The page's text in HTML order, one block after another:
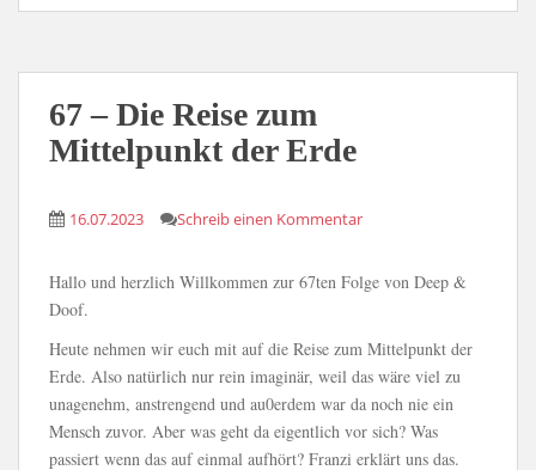
67 – Die Reise zum
Mittelpunkt der Erde
16.07.2023 Schreib einen Kommentar
Hallo und herzlich Willkommen zur 67ten Folge von Deep &
Doof.
Heute nehmen wir euch mit auf die Reise zum Mittelpunkt der
Erde. Also natürlich nur rein imaginär, weil das wäre viel zu
unagenehm, anstrengend und au0erdem war da noch nie ein
Mensch zuvor. Aber was geht da eigentlich vor sich? Was
passiert wenn das auf einmal aufhört? Franzi erklärt uns das.